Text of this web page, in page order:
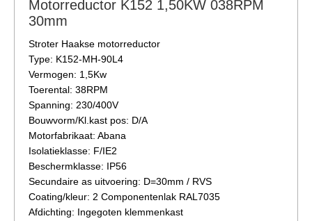
Motorreductor K152 1,50KW 038RPM
30mm
Stroter Haakse motorreductor
Type: K152-MH-90L4
Vermogen: 1,5Kw
Toerental: 38RPM
Spanning: 230/400V
Bouwvorm/Kl.kast pos: D/A
Motorfabrikaat: Abana
Isolatieklasse: F/IE2
Beschermklasse: IP56
Secundaire as uitvoering: D=30mm / RVS
Coating/kleur: 2 Componentenlak RAL7035
Afdichting: Ingegoten klemmenkast